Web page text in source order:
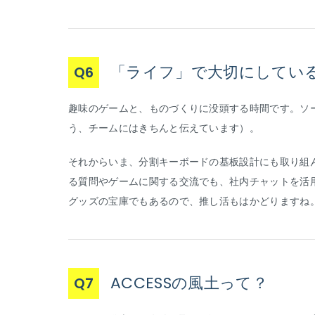
Q6 「ライフ」で大切にしてい
趣味のゲームと、ものづくりに没頭する時間です。
う、チームにはきちんと伝えています）。
それからいま、分割キーボードの基板設計にも取り
る質問やゲームに関する交流でも、社内チャットを
グッズの宝庫でもあるので、推し活もはかどります
Q7 ACCESSの風土って？